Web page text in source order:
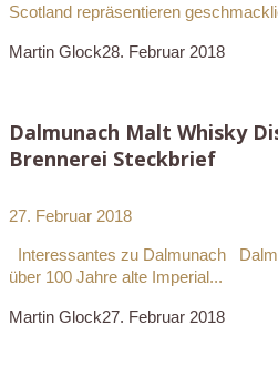
Scotland repräsentieren
Martin Glock28. Februar 2018
Dalmunach Malt Whisky
Brennerei Steckbrief
27. Februar 2018
Interessantes zu Dalmunach
über 100 Jahre alte Imperial...
Martin Glock27. Februar 2018